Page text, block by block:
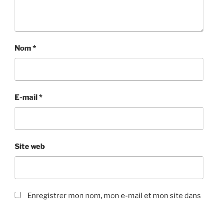
Nom*
E-mail*
Site web
Enregistrer mon nom, mon e-mail et mon site dans